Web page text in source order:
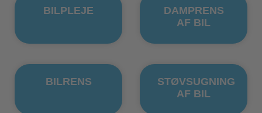
BILPLEJE
DAMPRENS
AF BIL
BILRENS
STØVSUGNING
AF BIL